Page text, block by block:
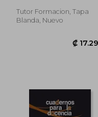
Tutor Formacion, Tapa
Blanda, Nuevo